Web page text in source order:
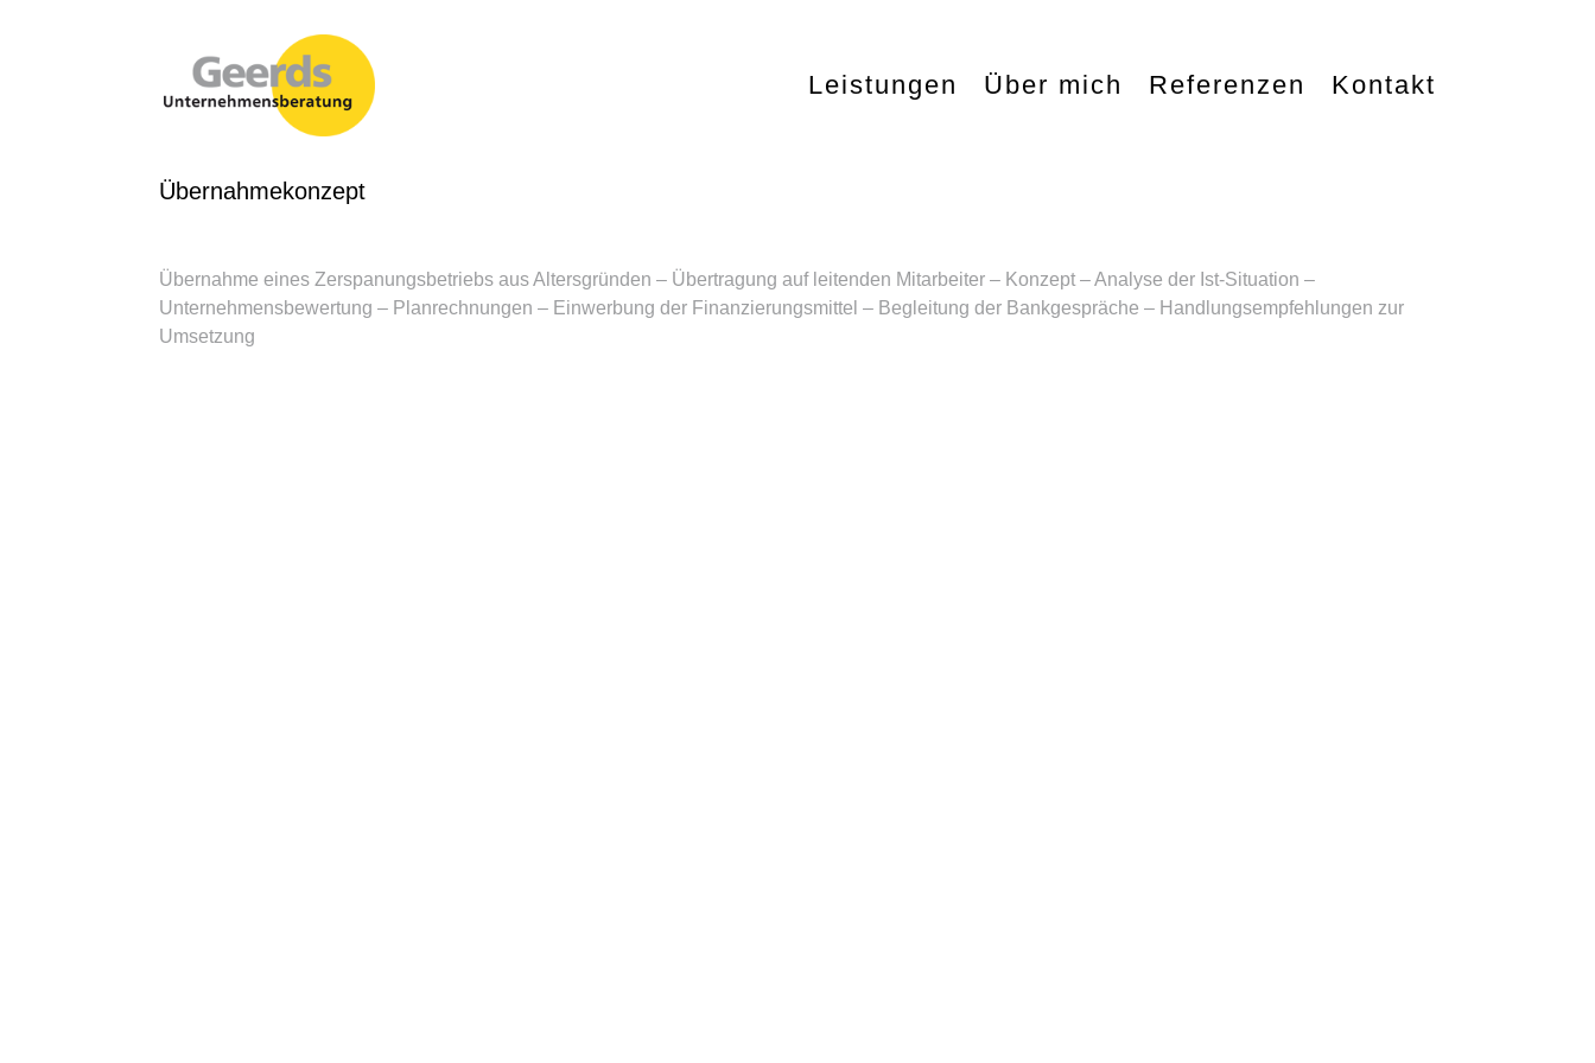
Leistungen Über mich Referenzen Kontakt
Übernahmekonzept
Übernahme eines Zerspanungsbetriebs aus Altersgründen – Übertragung auf leitenden Mitarbeiter – Konzept – Analyse der Ist-Situation –
Unternehmensbewertung – Planrechnungen – Einwerbung der Finanzierungsmittel – Begleitung der Bankgespräche – Handlungsempfehlungen zur
Umsetzung